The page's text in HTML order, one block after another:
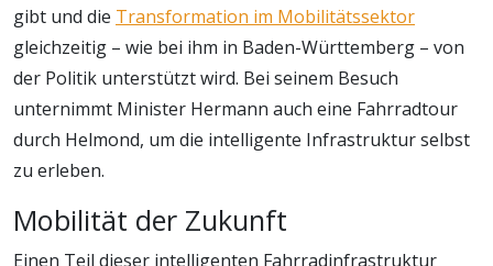
gibt und die Transformation im Mobilitätssektor
gleichzeitig – wie bei ihm in Baden-Württemberg – von
der Politik unterstützt wird. Bei seinem Besuch
unternimmt Minister Hermann auch eine Fahrradtour
durch Helmond, um die intelligente Infrastruktur selbst
zu erleben.
Mobilität der Zukunft
Einen Teil dieser intelligenten Fahrradinfrastruktur